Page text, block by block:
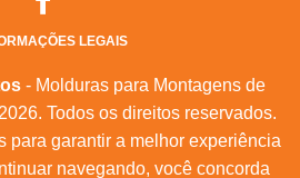
LEGAIS
- Molduras para Montagens de
Todos os direitos reservados.
para garantir a melhor experiência
navegando, você concorda